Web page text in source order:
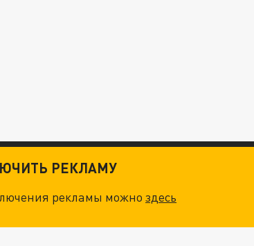
РЕКЛАМУ
рекламы можноздесь